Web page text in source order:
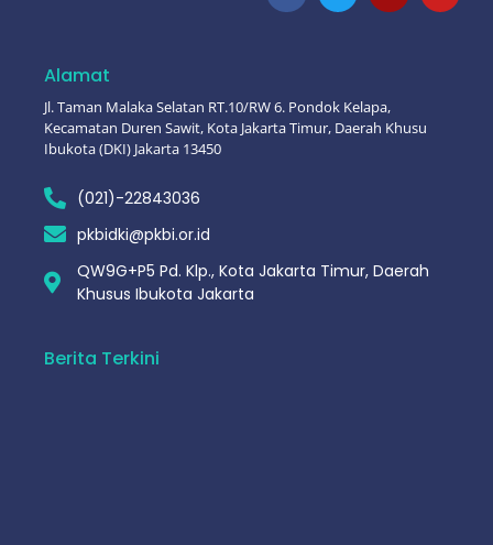
Alamat
Jl. Taman Malaka Selatan RT.10/RW 6. Pondok Kelapa,
Kecamatan Duren Sawit, Kota Jakarta Timur, Daerah Khusu
Ibukota (DKI) Jakarta 13450
(021)-22843036
pkbidki@pkbi.or.id
QW9G+P5 Pd. Klp., Kota Jakarta Timur, Daerah
Khusus Ibukota Jakarta
Berita Terkini